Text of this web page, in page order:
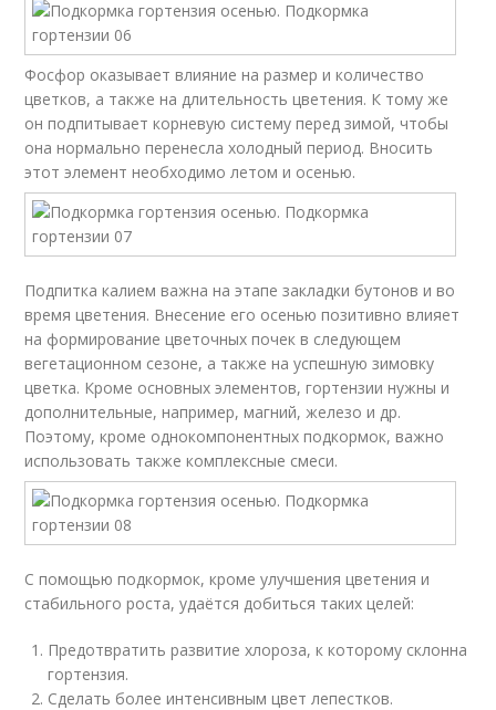
Фосфор оказывает влияние на размер и количество
цветков, а также на длительность цветения. К тому же
он подпитывает корневую систему перед зимой, чтобы
она нормально перенесла холодный период. Вносить
этот элемент необходимо летом и осенью.
Подпитка калием важна на этапе закладки бутонов и во
время цветения. Внесение его осенью позитивно влияет
на формирование цветочных почек в следующем
вегетационном сезоне, а также на успешную зимовку
цветка. Кроме основных элементов, гортензии нужны и
дополнительные, например, магний, железо и др.
Поэтому, кроме однокомпонентных подкормок, важно
использовать также комплексные смеси.
С помощью подкормок, кроме улучшения цветения и
стабильного роста, удаётся добиться таких целей:
Предотвратить развитие хлороза, к которому склонна
гортензия.
Сделать более интенсивным цвет лепестков.